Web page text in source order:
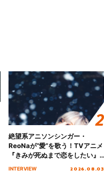
絶望系アニソンシンガー・
ReoNaが“愛”を歌う！TVアニメ
『きみが死ぬまで恋をしたい』
オープニング主題歌「Amore」
INTERVIEW 2026.08.03